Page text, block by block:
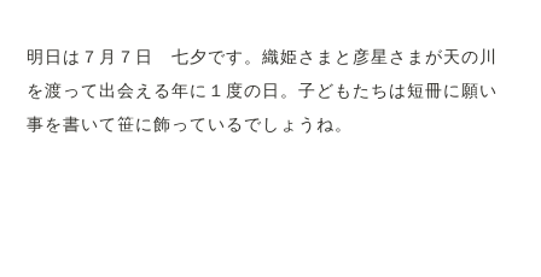
明日は７月７日 七夕です。織姫さまと彦星さまが天の川
を渡って出会える年に１度の日。子どもたちは短冊に願い
事を書いて笹に飾っているでしょうね。